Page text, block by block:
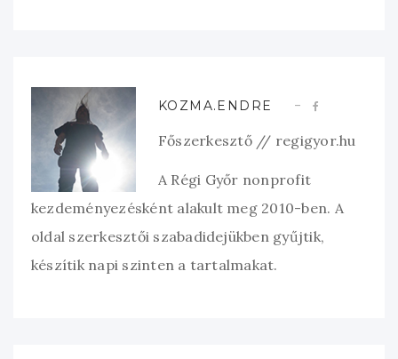
KOZMA.ENDRE
Főszerkesztő // regigyor.hu
A Régi Győr nonprofit
kezdeményezésként alakult meg 2010-ben. A
oldal szerkesztői szabadidejükben gyűjtik,
készítik napi szinten a tartalmakat.